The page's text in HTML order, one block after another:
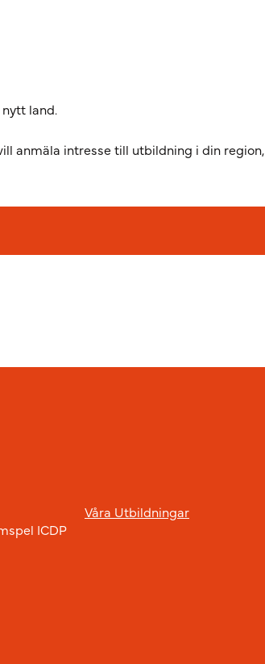
land.
anmäla intresse till utbildning i din
ICDP
Våra Utbildningar